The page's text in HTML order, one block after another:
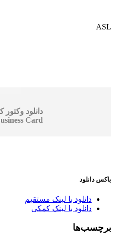
ASL
Card
باکس دانلود
دانلود با لینک مستقیم
دانلود با لینک کمکی
برچسب‌ها